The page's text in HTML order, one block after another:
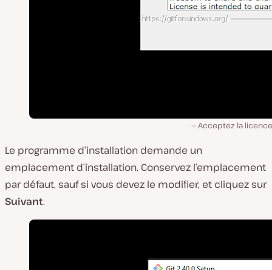
Acceptez la licence
Le programme d’installation demande un
emplacement d’installation. Conservez l’emplacement
par défaut, sauf si vous devez le modifier, et cliquez sur
Suivant.